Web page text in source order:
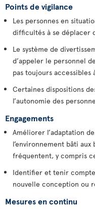
Points de vigilance
Les personnes en
difficultés à se déplacer
Le système de
d’appeler le personnel
pas toujours accessibles
Certaines dispositions
l’autonomie des
Engagements
Améliorer l’adaptation
l’environnement bâti
fréquentent, y compris
Identifier et tenir
nouvelle conception ou
Mesures en continu